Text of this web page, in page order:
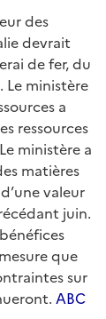
des
devrait
de fer, du
Le ministère
a
ressources
ministère a
matières
valeur
juin.
que
sur
ABC